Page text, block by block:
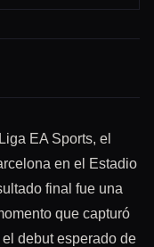
EA Sports, el
en el Estadio
final fue una
que capturó
debut esperado de